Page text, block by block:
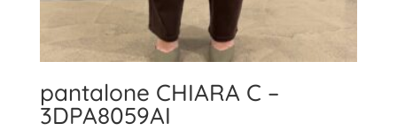
pantalone CHIARA C –
3DPA8059AI